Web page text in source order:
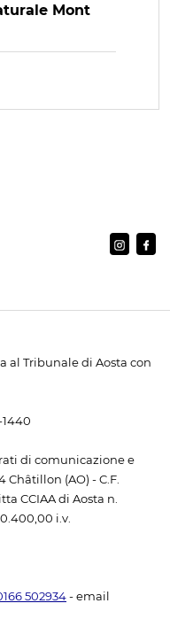
Mont
al Tribunale di Aosta con
1440
di comunicazione e
Châtillon (AO) - C.F.
CCIAA di Aosta n.
i.v.
502934 - email